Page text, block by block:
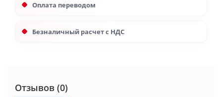
Оплата переводом
Безналичный расчет с НДС
Отзывов (0)